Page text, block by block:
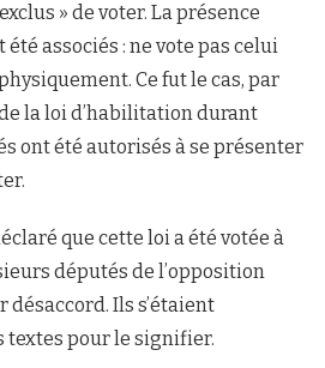
» de voter. La présence
associés : ne vote pas celui
Ce fut le cas, par
la loi d’habilitation durant
ont été autorisés à se présenter
que cette loi a été votée à
députés de l’opposition
Ils s’étaient
textes pour le signifier.